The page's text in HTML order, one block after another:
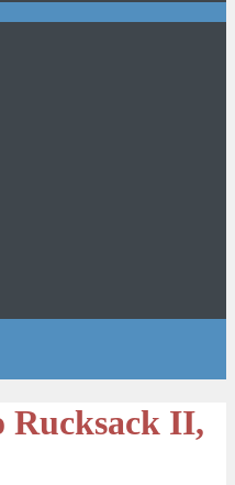
II,